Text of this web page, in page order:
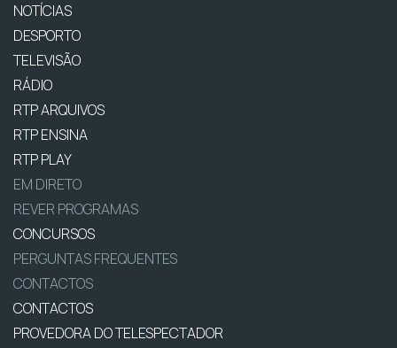
NOTÍCIAS
DESPORTO
TELEVISÃO
RÁDIO
RTP ARQUIVOS
RTP ENSINA
RTP PLAY
EM DIRETO
REVER PROGRAMAS
CONCURSOS
PERGUNTAS FREQUENTES
CONTACTOS
CONTACTOS
PROVEDORA DO TELESPECTADOR